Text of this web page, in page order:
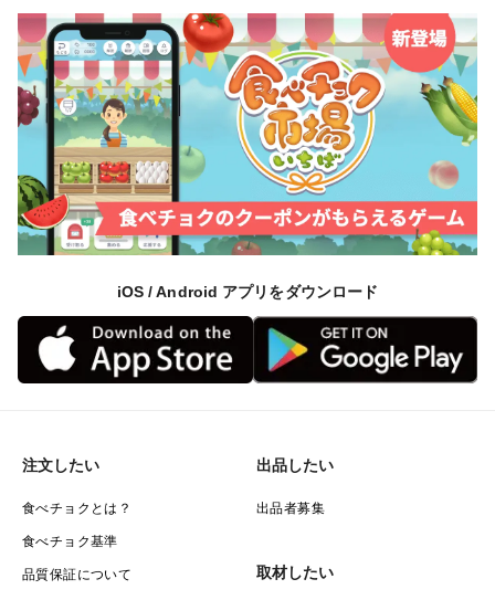
iOS / Android アプリをダウンロード
注文したい
食べチョクとは？
食べチョク基準
品質保証について
出品したい
出品者募集
取材したい